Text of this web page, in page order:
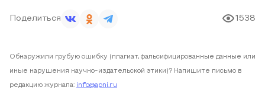
Поделиться 1538
Обнаружили грубую ошибку (плагиат, фальсифицированные данные или
иные нарушения научно-издательской этики)? Напишите письмо в
редакцию журнала: info@apni.ru